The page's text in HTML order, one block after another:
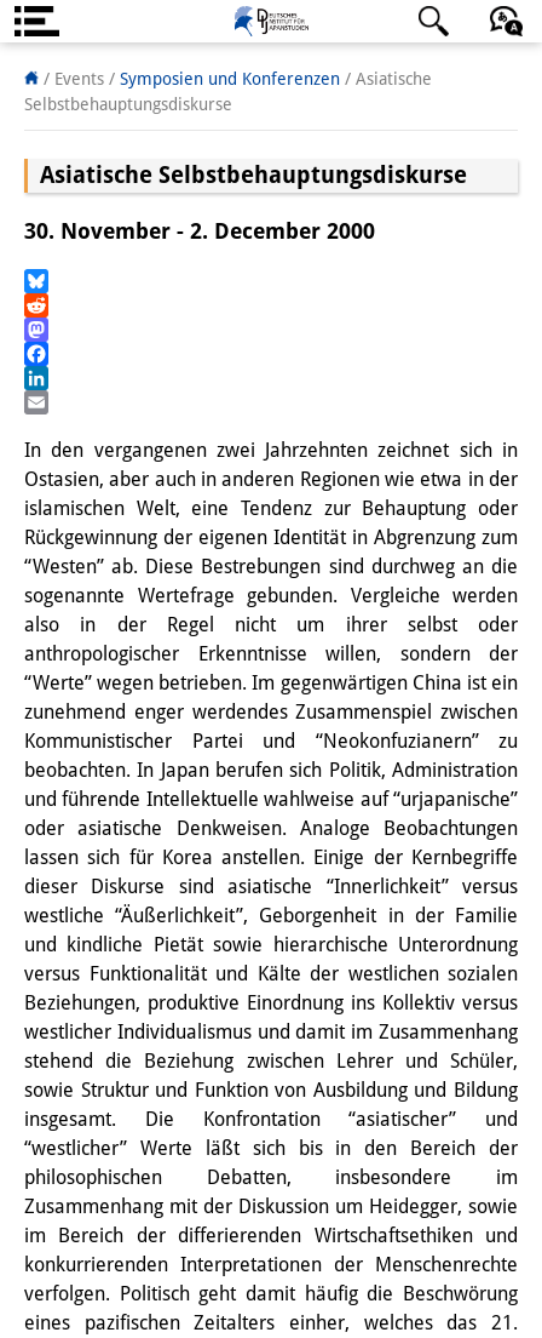
Über uns
Institut
Team
Institutsleitung
GastwissenschaftlerInnen
StipendiatInnen
PraktikantInnen
DIJ Alumni
Forschung
Forschungsüberblick
Forschungsfeld:
Nachhaltigkeit in Japan
Forschungsfeld:
Digitale Transformation
Forschungsfeld:
Japan transregional
Knowledge Lab:
Wissensproduktion und
Wissensinfrastrukturen
Individuelle Projekte
Abgeschlossene Forschung
Events
日本語 English Deutsch
/ Events / Symposien und Konferenzen / Asiatische
Selbstbehauptungsdiskurse
Asiatische Selbstbehauptungsdiskurse
30. November - 2. December 2000
Bluesky
Reddit
Mastodon
Facebook
LinkedIn
In den vergangenen zwei Jahrzehnten zeichnet sich in
Ostasien, aber auch in anderen Regionen wie etwa in der
islamischen Welt, eine Tendenz zur Behauptung oder
Rückgewinnung der eigenen Identität in Abgrenzung zum
“Westen” ab. Diese Bestrebungen sind durchweg an die
sogenannte Wertefrage gebunden. Vergleiche werden
also in der Regel nicht um ihrer selbst oder
anthropologischer Erkenntnisse willen, sondern der
“Werte” wegen betrieben. Im gegenwärtigen China ist ein
zunehmend enger werdendes Zusammenspiel zwischen
Kommunistischer Partei und “Neokonfuzianern” zu
beobachten. In Japan berufen sich Politik, Administration
und führende Intellektuelle wahlweise auf “urjapanische”
oder asiatische Denkweisen. Analoge Beobachtungen
lassen sich für Korea anstellen. Einige der Kernbegriffe
dieser Diskurse sind asiatische “Innerlichkeit” versus
westliche “Äußerlichkeit”, Geborgenheit in der Familie
und kindliche Pietät sowie hierarchische Unterordnung
versus Funktionalität und Kälte der westlichen sozialen
Beziehungen, produktive Einordnung ins Kollektiv versus
westlicher Individualismus und damit im Zusammenhang
stehend die Beziehung zwischen Lehrer und Schüler,
sowie Struktur und Funktion von Ausbildung und Bildung
insgesamt. Die Konfrontation “asiatischer” und
“westlicher” Werte läßt sich bis in den Bereich der
philosophischen Debatten, insbesondere im
Zusammenhang mit der Diskussion um Heidegger, sowie
im Bereich der differierenden Wirtschaftsethiken und
konkurrierenden Interpretationen der Menschenrechte
verfolgen. Politisch geht damit häufig die Beschwörung
eines pazifischen Zeitalters einher, welches das 21.